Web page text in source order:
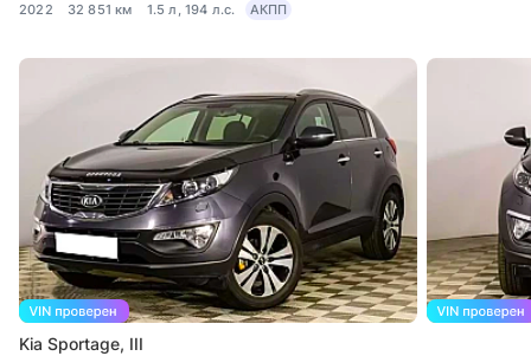
2022 32 851 км 1.5 л, 194 л.с. АКПП
Kia Sportage, III